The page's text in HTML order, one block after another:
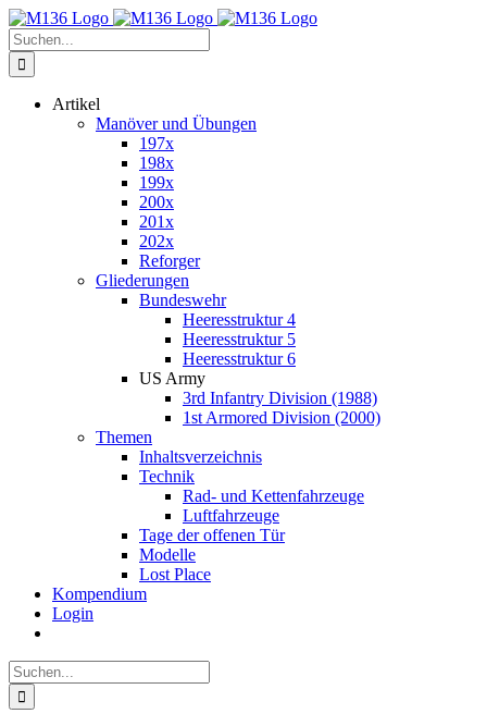
Zum
Inhalt
springen
Suche
nach:
Artikel
Manöver und Übungen
197x
198x
199x
200x
201x
202x
Reforger
Gliederungen
Bundeswehr
Heeresstruktur 4
Heeresstruktur 5
Heeresstruktur 6
US Army
3rd Infantry Division (1988)
1st Armored Division (2000)
Themen
Inhaltsverzeichnis
Technik
Rad- und Kettenfahrzeuge
Luftfahrzeuge
Tage der offenen Tür
Modelle
Lost Place
Kompendium
Login
Suche
nach: